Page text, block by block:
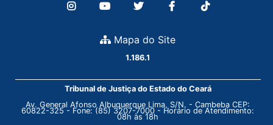
Mapa do Site
1.186.1
Tribunal de Justiça do Estado do Ceará
Av. General Afonso Albuquerque Lima, S/N. - Cambeba CEP:
60822-325 - Fone: (85) 3207-7000 - Horário de Atendimento:
08h às 18h